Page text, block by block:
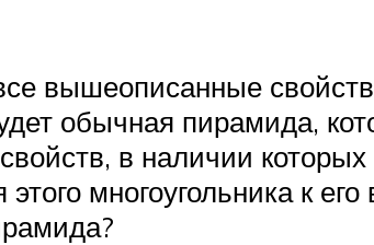
вышеописанные
обычная пирамида,
в наличии
многоугольника к